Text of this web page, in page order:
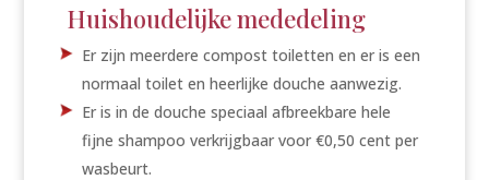
Huishoudelijke mededeling
Er zijn meerdere compost toiletten en er is een
normaal toilet en heerlijke douche aanwezig.
Er is in de douche speciaal afbreekbare hele
fijne shampoo verkrijgbaar voor €0,50 cent per
wasbeurt.